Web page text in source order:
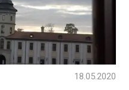
18.05.2020